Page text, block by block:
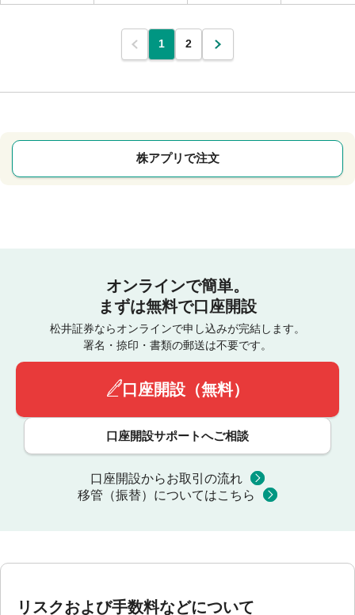
1 2
株アプリで注文
オンラインで簡単。
まずは無料で口座開設
松井証券ならオンラインで申し込みが完結します。
署名・捺印・書類の郵送は不要です。
口座開設（無料）
口座開設サポートへご相談
口座開設からお取引の流れ
移管（振替）についてはこちら
リスクおよび手数料などについて